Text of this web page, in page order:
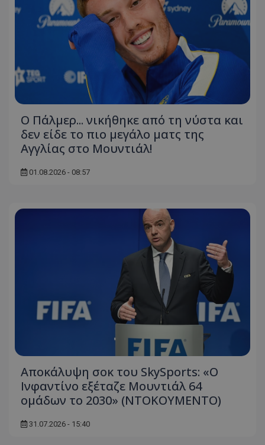
Ο Πάλμερ... νικήθηκε από τη νύστα και
δεν είδε το πιο μεγάλο ματς της
Αγγλίας στο Μουντιάλ!
01.08.2026 - 08:57
Αποκάλυψη σοκ του SkySports: «O
Ινφαντίνο εξέταζε Μουντιάλ 64
ομάδων το 2030» (ΝΤΟΚΟΥΜΕΝΤΟ)
31.07.2026 - 15:40